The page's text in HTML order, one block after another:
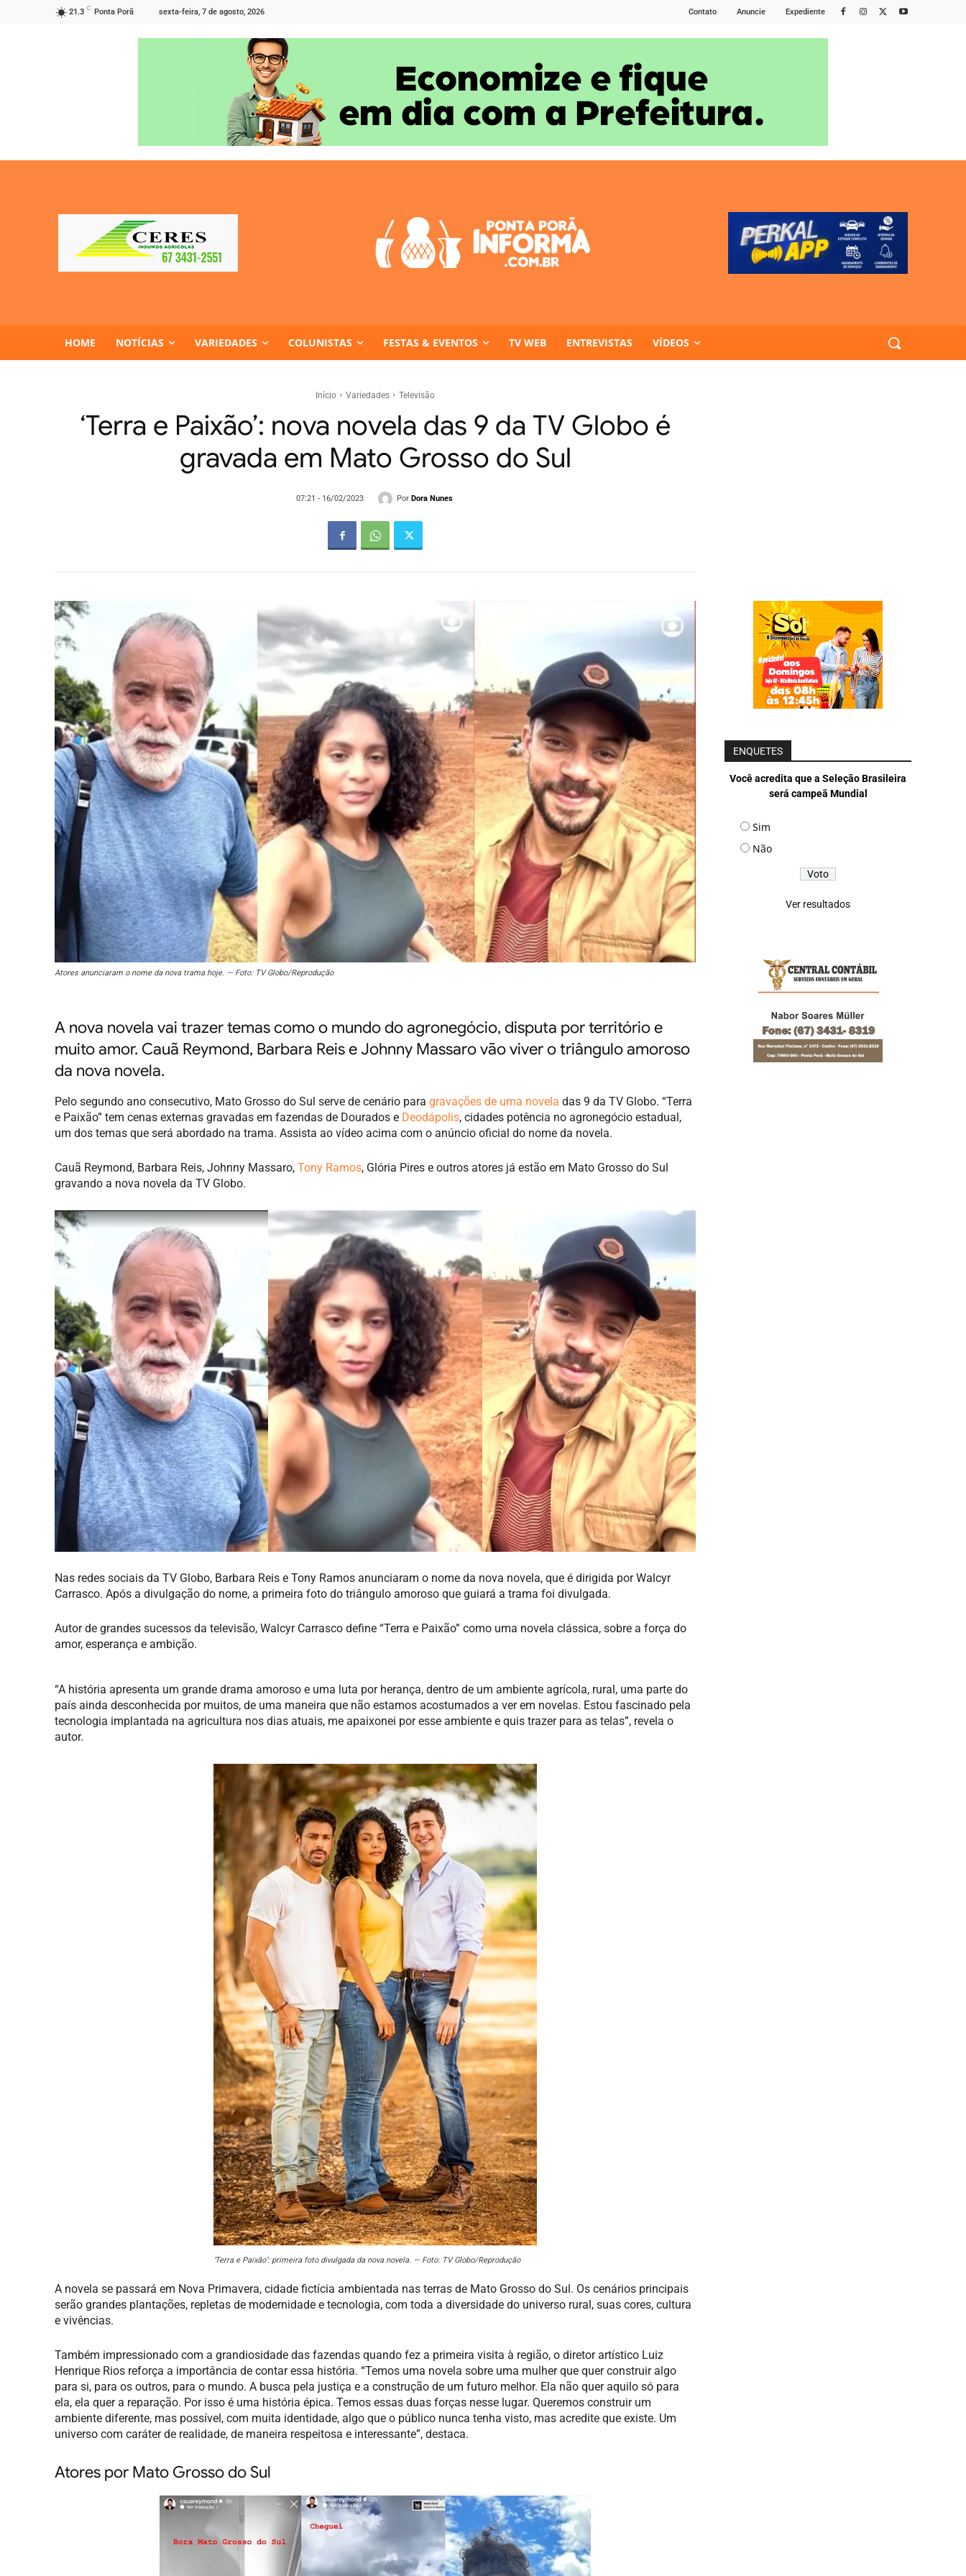
21.3 C Ponta Porã sexta-feira, 7 de agosto, 2026 Contato Anuncie Expediente
HOME NOTÍCIAS VARIEDADES COLUNISTAS FESTAS & EVENTOS TV WEB ENTREVISTAS VÍDEOS
Início Variedades Televisão
‘Terra e Paixão’: nova novela das 9 da TV Globo é
gravada em Mato Grosso do Sul
07:21 - 16/02/2023 Por Dora Nunes
Atores anunciaram o nome da nova trama hoje. — Foto: TV Globo/Reprodução
A nova novela vai trazer temas como o mundo do agronegócio, disputa por território e
muito amor. Cauã Reymond, Barbara Reis e Johnny Massaro vão viver o triângulo amoroso
da nova novela.
Pelo segundo ano consecutivo, Mato Grosso do Sul serve de cenário para gravações de uma novela das 9 da TV Globo. “Terra
e Paixão” tem cenas externas gravadas em fazendas de Dourados e Deodápolis, cidades potência no agronegócio estadual,
um dos temas que será abordado na trama. Assista ao vídeo acima com o anúncio oficial do nome da novela.
Cauã Reymond, Barbara Reis, Johnny Massaro, Tony Ramos, Glória Pires e outros atores já estão em Mato Grosso do Sul
gravando a nova novela da TV Globo.
Nas redes sociais da TV Globo, Barbara Reis e Tony Ramos anunciaram o nome da nova novela, que é dirigida por Walcyr
Carrasco. Após a divulgação do nome, a primeira foto do triângulo amoroso que guiará a trama foi divulgada.
Autor de grandes sucessos da televisão, Walcyr Carrasco define “Terra e Paixão” como uma novela clássica, sobre a força do
amor, esperança e ambição.
“A história apresenta um grande drama amoroso e uma luta por herança, dentro de um ambiente agrícola, rural, uma parte do
país ainda desconhecida por muitos, de uma maneira que não estamos acostumados a ver em novelas. Estou fascinado pela
tecnologia implantada na agricultura nos dias atuais, me apaixonei por esse ambiente e quis trazer para as telas”, revela o
autor.
‘Terra e Paixão’: primeira foto divulgada da nova novela. — Foto: TV Globo/Reprodução
A novela se passará em Nova Primavera, cidade fictícia ambientada nas terras de Mato Grosso do Sul. Os cenários principais
serão grandes plantações, repletas de modernidade e tecnologia, com toda a diversidade do universo rural, suas cores, cultura
e vivências.
Também impressionado com a grandiosidade das fazendas quando fez a primeira visita à região, o diretor artístico Luiz
Henrique Rios reforça a importância de contar essa história. “Temos uma novela sobre uma mulher que quer construir algo
para si, para os outros, para o mundo. A busca pela justiça e a construção de um futuro melhor. Ela não quer aquilo só para
ela, ela quer a reparação. Por isso é uma história épica. Temos essas duas forças nesse lugar. Queremos construir um
ambiente diferente, mas possível, com muita identidade, algo que o público nunca tenha visto, mas acredite que existe. Um
universo com caráter de realidade, de maneira respeitosa e interessante”, destaca.
Atores por Mato Grosso do Sul
ENQUETES
Você acredita que a Seleção Brasileira
será campeã Mundial
Sim
Não
Ver resultados